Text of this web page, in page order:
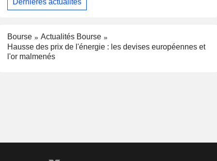
Bourse
Actualités Bourse
Hausse des prix de l'énergie : les devises européennes et
l'or malmenés